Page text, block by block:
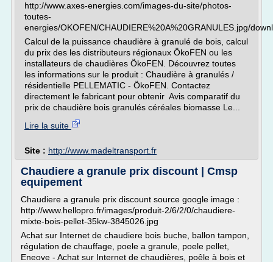
http://www.axes-energies.com/images-du-site/photos-
toutes-
energies/OKOFEN/CHAUDIERE%20A%20GRANULES.jpg/
Calcul de la puissance chaudière à granulé de bois, calcul
du prix des les distributeurs régionaux ÖkoFEN ou les
installateurs de chaudières ÖkoFEN. Découvrez toutes
les informations sur le produit : Chaudière à granulés /
résidentielle PELLEMATIC - ÖkoFEN. Contactez
directement le fabricant pour obtenir Avis comparatif du
prix de chaudière bois granulés céréales biomasse Le...
Lire la suite
Site : http://www.madeltransport.fr
Chaudiere a granule prix discount | Cmsp
equipement
Chaudiere a granule prix discount source google image :
http://www.hellopro.fr/images/produit-2/6/2/0/chaudiere-
mixte-bois-pellet-35kw-3845026.jpg
Achat sur Internet de chaudiere bois buche, ballon tampon,
régulation de chauffage, poele a granule, poele pellet,
Eneove - Achat sur Internet de chaudières, poêle à bois et